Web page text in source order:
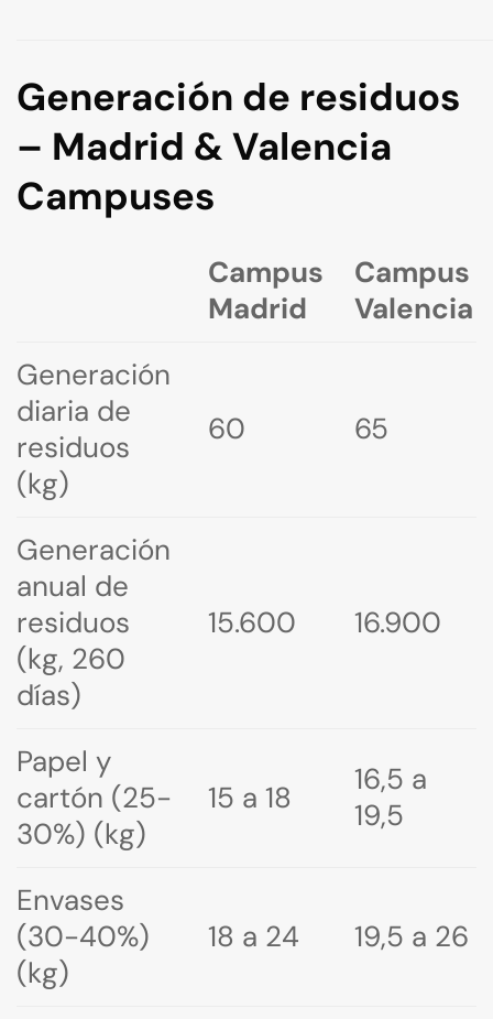
Generación de residuos
– Madrid & Valencia
Campuses
Campus
Madrid
Campus
Valencia
Generación
diaria de
residuos
(kg)
60 65
Generación
anual de
residuos
(kg, 260
días)
15.600 16.900
Papel y
cartón (25-
30%) (kg)
15 a 18
16,5 a
19,5
Envases
(30-40%)
(kg)
18 a 24 19,5 a 26